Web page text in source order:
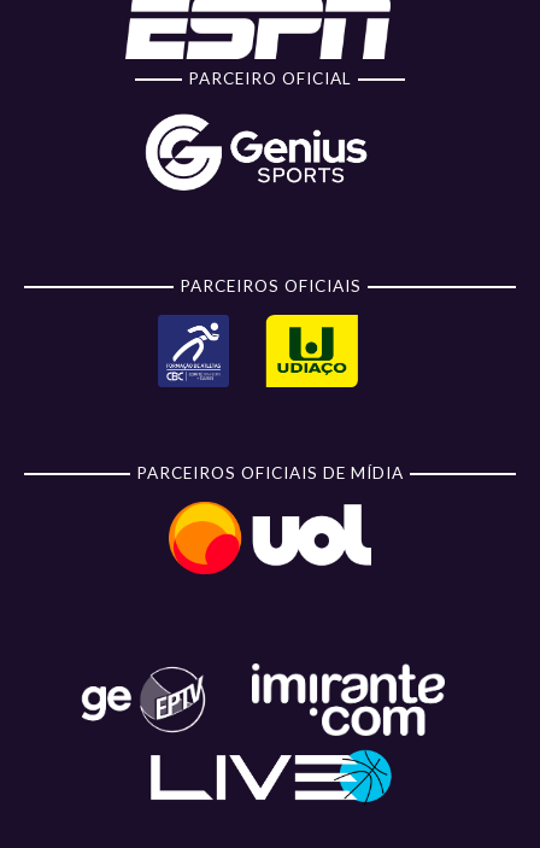
PARCEIRO OFICIAL
PARCEIROS OFICIAIS
PARCEIROS OFICIAIS DE MÍDIA